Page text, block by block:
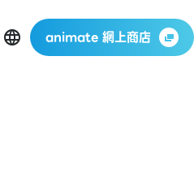
animate 網上商店